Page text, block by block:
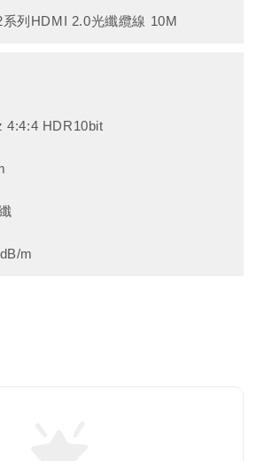
列HDMI 2.0光纖纜線 10M
4:4:4 HDR10bit
m